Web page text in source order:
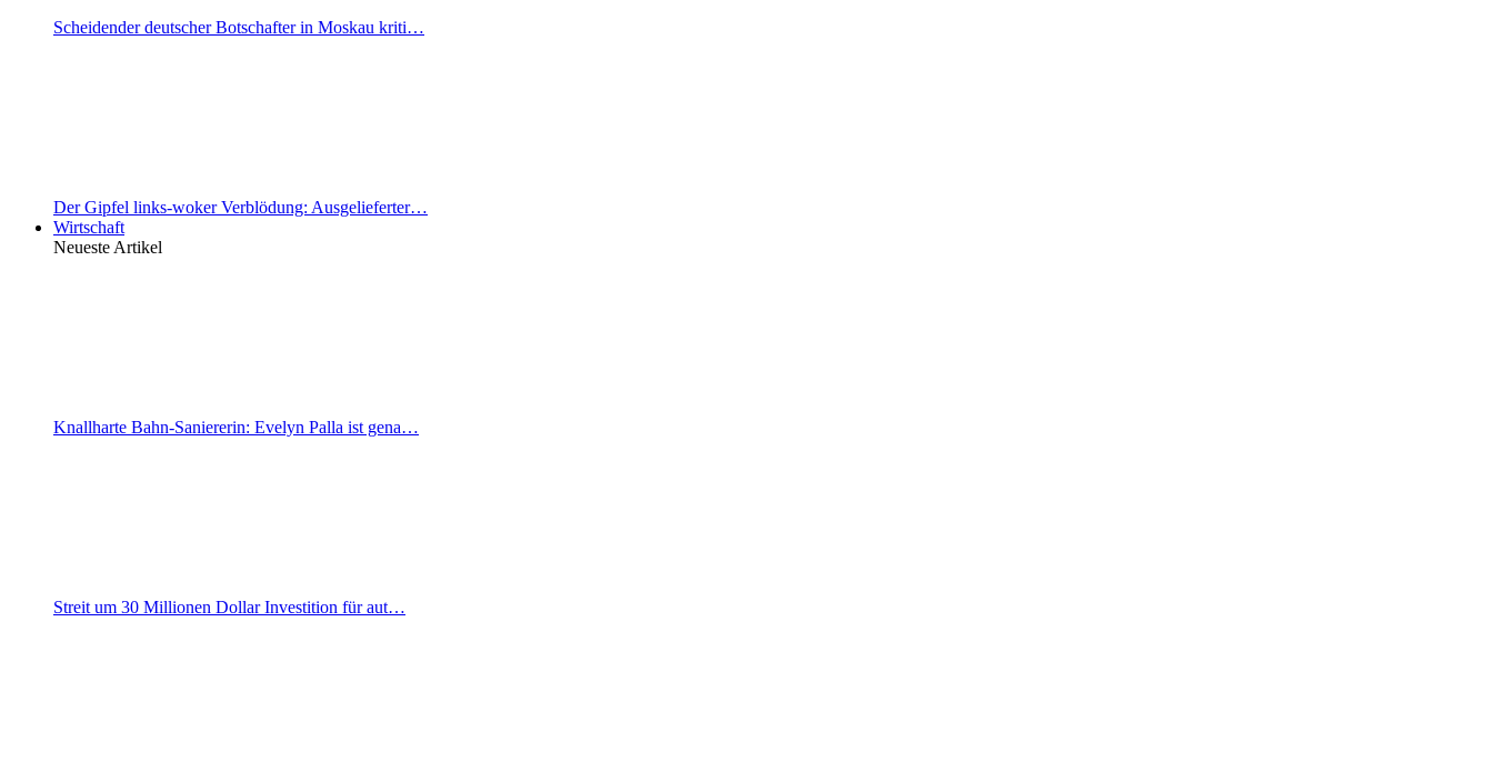
Scheidender deutscher Botschafter in Moskau kriti…
Der Gipfel links-woker Verblödung: Ausgelieferter…
Wirtschaft
Neueste Artikel
Knallharte Bahn-Saniererin: Evelyn Palla ist gena…
Streit um 30 Millionen Dollar Investition für aut…